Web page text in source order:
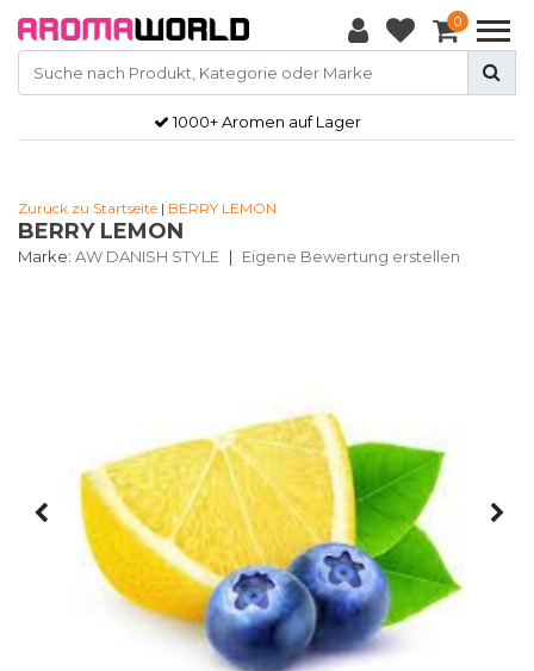
0
1000+ Aromen auf Lager
Zurück zu Startseite | BERRY LEMON
BERRY LEMON
Marke: AW DANISH STYLE | Eigene Bewertung erstellen